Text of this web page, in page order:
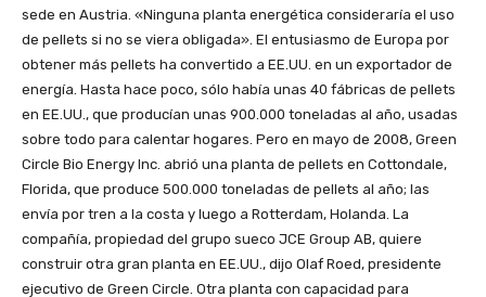
sede en Austria. «Ninguna planta energética consideraría el uso
de pellets si no se viera obligada». El entusiasmo de Europa por
obtener más pellets ha convertido a EE.UU. en un exportador de
energía. Hasta hace poco, sólo había unas 40 fábricas de pellets
en EE.UU., que producían unas 900.000 toneladas al año, usadas
sobre todo para calentar hogares. Pero en mayo de 2008, Green
Circle Bio Energy Inc. abrió una planta de pellets en Cottondale,
Florida, que produce 500.000 toneladas de pellets al año; las
envía por tren a la costa y luego a Rotterdam, Holanda. La
compañía, propiedad del grupo sueco JCE Group AB, quiere
construir otra gran planta en EE.UU., dijo Olaf Roed, presidente
ejecutivo de Green Circle. Otra planta con capacidad para